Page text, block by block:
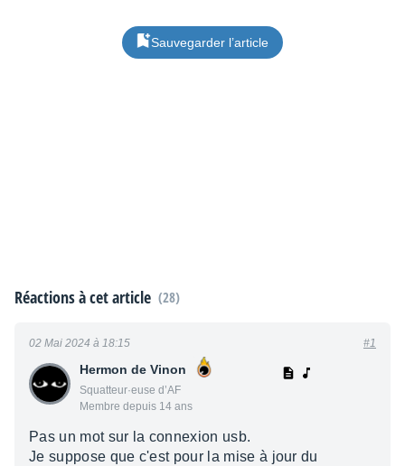
Sauvegarder l’article
Réactions à cet article (28)
Hermon de Vinon
Squatteur·euse d’AF
Membre depuis 14 ans
02 Mai 2024 à 18:15 #1
Pas un mot sur la connexion usb.
Je suppose que c'est pour la mise à jour du